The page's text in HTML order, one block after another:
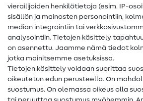
Ompeluohjeet
Apua ja yhteystiedot
Yhteystiedot
Tietoa omistajanvaihdoksesta
vierailijoiden henkilötietoja (esim. IP-
sisällön ja mainosten personointiin,
median integrointiin tai
analysointiin. Tietojen käsittely
on asennettu. Jaamme nämä tiedot
jotka mainitsemme asetuksissa.
Tietojen käsittely voidaan suorittaa
oikeutetun edun perusteella. On
suostumus. On olemassa oikeus olla